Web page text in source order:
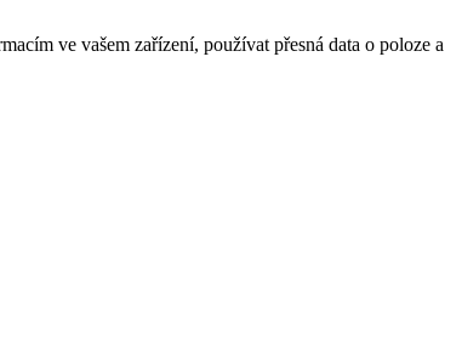
ve vašem zařízení, používat přesná data o poloze a